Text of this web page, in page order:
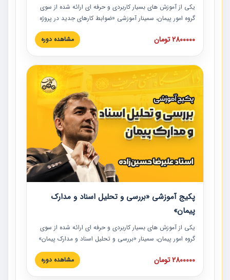
یکی از آموزش‏‏‏‏‏‏ های بسیار کاربردی و حرفه‏ ای ارائه شده از سوی
گروه امور پیمان، سمینار آموزشی «ضوابط کارهای جدید در پروژه
های عمرانی» چالش ها، تخلفات و راه حل ها با نگرش قراردادی
است که در محل سندیکای شرکت های ساختمانی کشور ارائه شد.
مدارک پیمان به همراه تجربیات عملی ارائه شده است.
2800000 تومان مشاهده دوره
پکیج آموزشی «بررسی و تحلیل اسناد و مدارک
پیمان»
یکی از آموزش‏‏‏‏‏‏ های بسیار کاربردی و حرفه‏ ای ارائه شده از سوی
گروه امور پیمان، سمینار «بررسی و تحلیل اسناد و مدارک پیمان»
است که در دانشگاه صنعتی شریف ارائه شد. در این آموزش
نکات کلیدی مربوط به اسناد و مدارک پیمان، اولویت بندی اسناد
2800000 تومان مشاهده دوره